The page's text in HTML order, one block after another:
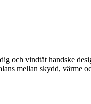
och vindtät handske
mellan skydd, värme